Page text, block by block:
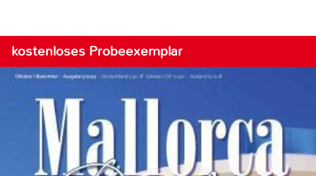
kostenloses Probeexemplar